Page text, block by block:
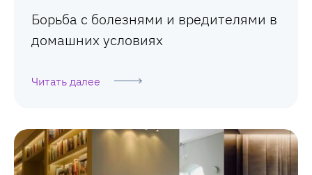
Борьба с болезнями и вредителями в
домашних условиях
Читать далее